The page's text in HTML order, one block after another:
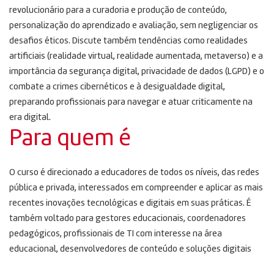
revolucionário para a curadoria e produção de conteúdo,
personalização do aprendizado e avaliação, sem negligenciar os
desafios éticos. Discute também tendências como realidades
artificiais (realidade virtual, realidade aumentada, metaverso) e a
importância da segurança digital, privacidade de dados (LGPD) e o
combate a crimes cibernéticos e à desigualdade digital,
preparando profissionais para navegar e atuar criticamente na
era digital.
Para quem é
O curso é direcionado a educadores de todos os níveis, das redes
pública e privada, interessados em compreender e aplicar as mais
recentes inovações tecnológicas e digitais em suas práticas. É
também voltado para gestores educacionais, coordenadores
pedagógicos, profissionais de TI com interesse na área
educacional, desenvolvedores de conteúdo e soluções digitais